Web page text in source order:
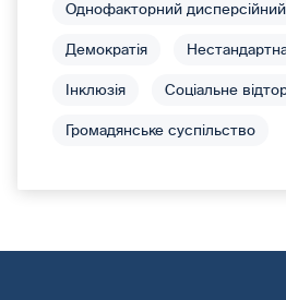
Однофакторний дисперсійний
Демократія
Інклюзія Соціальне
Громадянське суспільство